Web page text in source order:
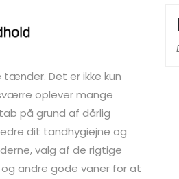
Det er ikke kun
oplever mange
på grund af dårlig
dit tandhygiejne og
valg af de rigtige
andre gode vaner for at